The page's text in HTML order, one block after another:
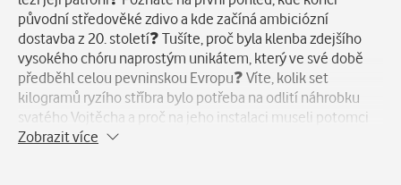
původní středověké zdivo a kde začíná ambiciózní
dostavba z 20. století❓ Tušíte, proč byla klenba zdejšího
vysokého chóru naprostým unikátem, který ve své době
předběhl celou pevninskou Evropu❓ Víte, kolik set
kilogramů ryzího stříbra bylo potřeba na odlití náhrobku
svatého Vojtěcha a proč na jeho instalaci museli potomci
sochařky čekat neuvěřitelných 80 let ❓ A dokážete v
Zobrazit více